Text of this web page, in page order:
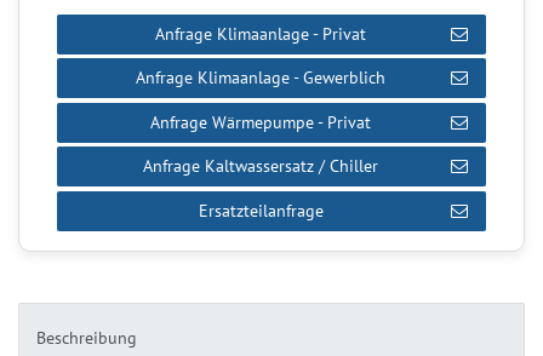
Beschreibung
Anfrage Klimaanlage - Privat
Anfrage Klimaanlage - Gewerblich
Anfrage Wärmepumpe - Privat
Anfrage Kaltwassersatz / Chiller
Ersatzteilanfrage